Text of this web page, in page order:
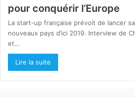
pour conquérir l’Europe
La start-up française prévoit de lancer
nouveaux pays d’ici 2019. Interview de
et…
Lire la suite